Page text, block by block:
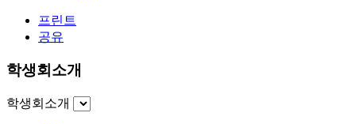
프린트
공유
학생회소개
학생회소개